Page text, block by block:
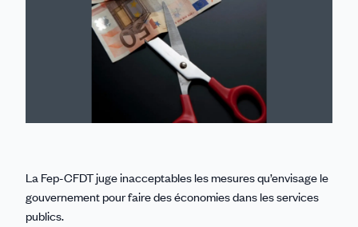
La Fep-CFDT juge inacceptables les mesures qu’envisage le
gouvernement pour faire des économies dans les services
publics.